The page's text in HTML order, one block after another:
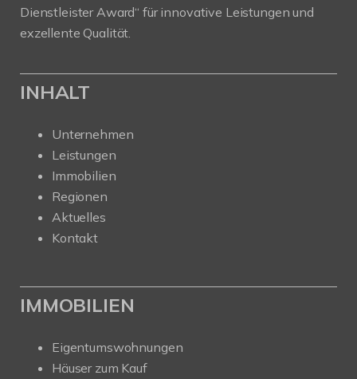
Dienstleister Award“ für innovative Leistungen und
exzellente Qualität.
INHALT
Unternehmen
Leistungen
Immobilien
Regionen
Aktuelles
Kontakt
IMMOBILIEN
Eigentumswohnungen
Häuser zum Kauf